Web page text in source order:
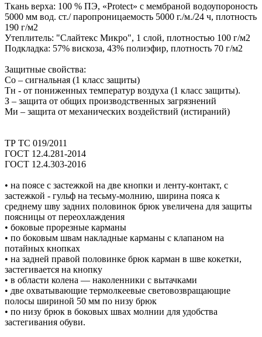
Ткань верха: 100 % ПЭ, «Protect» с мембраной водоупороность
5000 мм вод. ст./ паропроницаемость 5000 г./м./24 ч, плотность
190 г/м2
Утеплитель: "Слайтекс Микро", 1 слой, плотностью 100 г/м2
Подкладка: 57% вискоза, 43% полиэфир, плотность 70 г/м2
Защитные свойства:
Со – сигнальная (1 класс защиты)
Тн - от пониженных температур воздуха (1 класс защиты).
З – защита от общих производственных загрязнений
Ми – защита от механических воздействий (истираний)
ТР ТС 019/2011
ГОСТ 12.4.281-2014
ГОСТ 12.4.303-2016
• на поясе с застежкой на две кнопки и ленту-контакт, с
застежкой - гульф на тесьму-молнию, ширина пояса к
среднему шву задних половинок брюк увеличена для защиты
поясницы от переохлаждения
• боковые прорезные карманы
• по боковым швам накладные карманы с клапаном на
потайных кнопках
• на задней правой половинке брюк карман в шве кокетки,
застегивается на кнопку
• в области колена — наколенники с вытачками
• две охватывающие термолкеевые световозвращающие
полосы шириной 50 мм по низу брюк
• по низу брюк в боковых швах молнии для удобства
застегивания обуви.